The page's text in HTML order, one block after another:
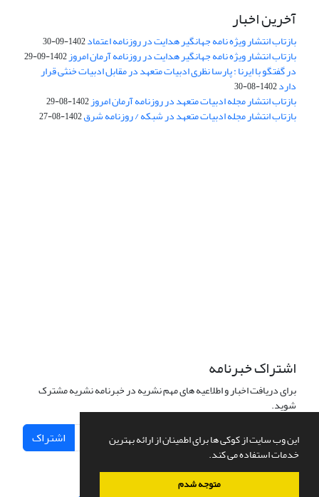
این وب سایت از کوکی ها برای اطمینان از ارائه بهترین
خدمات استفاده می کند.
متوجه شدم
آخرین اخبار
بازتاب انتشار ویژه نامه جهانگیر هدایت در روزنامه اعتماد1402-09-30
بازتاب انتشار ویژه نامه جهانگیر هدایت در روزنامه آرمان امروز1402-09-29
در گفتگو با ایرنا : پارسا نظری ادبیات متعهد در مقابل ادبیات خنثی قرار
دارد1402-08-30
بازتاب انتشار مجله ادبیات متعهد در روزنامه آرمان امروز1402-08-29
بازتاب انتشار مجله ادبیات متعهد در شبکه / روزنامه شرق1402-08-27
اشتراک خبرنامه
برای دریافت اخبار و اطلاعیه های مهم نشریه در خبرنامه نشریه مشترک
شوید.
اشتراک